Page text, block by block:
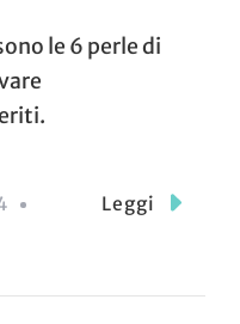
le 6 perle di
Leggi